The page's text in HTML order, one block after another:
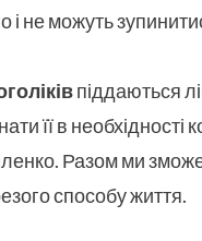
і не можуть
піддаються
її в необхідності
Разом ми
способу життя.